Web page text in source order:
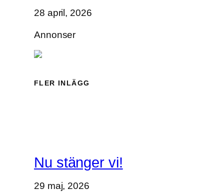
28 april, 2026
Annonser
FLER INLÄGG
Nu stänger vi!
29 maj, 2026